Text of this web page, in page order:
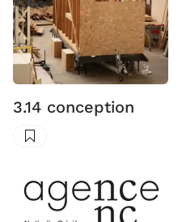
3.14 conception
Suivre